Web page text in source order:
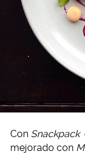
Con Snackpack
mejorado con